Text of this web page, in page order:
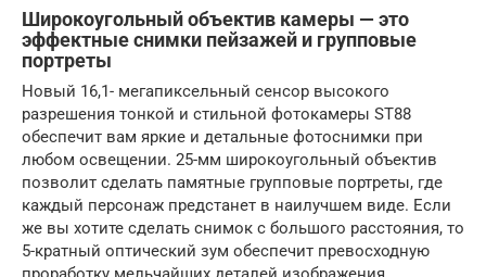
Широкоугольный объектив камеры — это
эффектные снимки пейзажей и групповые
портреты
Новый 16,1- мегапиксельный сенсор высокого
разрешения тонкой и стильной фотокамеры ST88
обеспечит вам яркие и детальные фотоснимки при
любом освещении. 25-мм широкоугольный объектив
позволит сделать памятные групповые портреты, где
каждый персонаж предстанет в наилучшем виде. Если
же вы хотите сделать снимок с большого расстояния, то
5-кратный оптический зум обеспечит превосходную